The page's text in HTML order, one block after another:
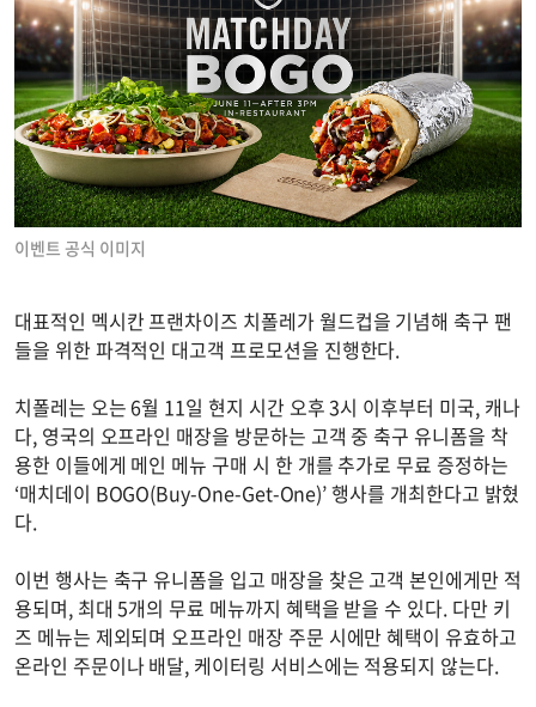
이벤트 공식 이미지
대표적인 멕시칸 프랜차이즈 치폴레가 월드컵을 기념해 축구 팬
들을 위한 파격적인 대고객 프로모션을 진행한다.
치폴레는 오는 6월 11일 현지 시간 오후 3시 이후부터 미국, 캐나
다, 영국의 오프라인 매장을 방문하는 고객 중 축구 유니폼을 착
용한 이들에게 메인 메뉴 구매 시 한 개를 추가로 무료 증정하는
‘매치데이 BOGO(Buy-One-Get-One)’ 행사를 개최한다고 밝혔
다.
이번 행사는 축구 유니폼을 입고 매장을 찾은 고객 본인에게만 적
용되며, 최대 5개의 무료 메뉴까지 혜택을 받을 수 있다. 다만 키
즈 메뉴는 제외되며 오프라인 매장 주문 시에만 혜택이 유효하고
온라인 주문이나 배달, 케이터링 서비스에는 적용되지 않는다.